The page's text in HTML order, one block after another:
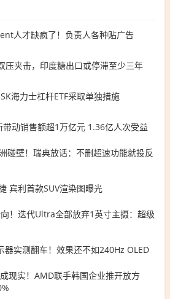
人才缺疯了！负责人各种贴广告
压夹击，印度糖出口或停滞至少三年
海力士杠杆ETF采取单独措施
动销售额超1万亿元 1.36亿人次受益
碰壁！瑞典放话：不删超速功能就投反
宾利首款SUV渲染图曝光
！迭代Ultra全部放弃1英寸主摄：超级
器实测翻车！效果还不如240Hz OLED
现实！AMD联手韩国企业推开放方